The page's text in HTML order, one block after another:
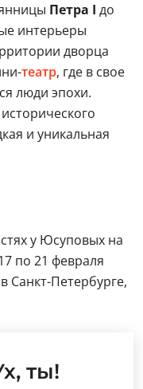
Петра I до
интерьеры
дворца
театр, где в свое
люди эпохи.
и уникальная
у Юсуповых на
по 21 февраля
Санкт-Петербурге,
ты!